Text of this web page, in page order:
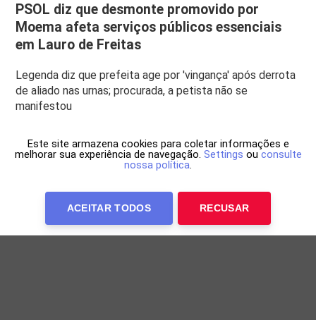
PSOL diz que desmonte promovido por
Moema afeta serviços públicos essenciais
em Lauro de Freitas
Legenda diz que prefeita age por 'vingança' após derrota
de aliado nas urnas; procurada, a petista não se
manifestou
Este site armazena cookies para coletar informações e
melhorar sua experiência de navegação. Settings ou consulte
nossa política.
ACEITAR TODOS RECUSAR